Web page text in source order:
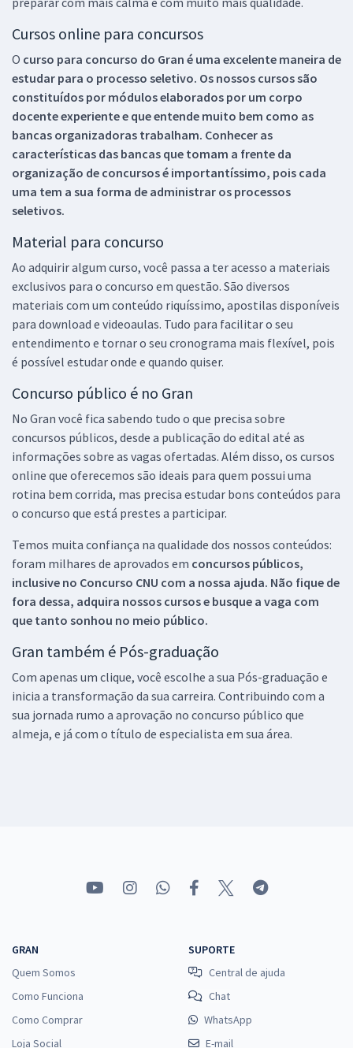
Cursos online para concursos
O curso para concurso do Gran é uma excelente maneira de
estudar para o processo seletivo. Os nossos cursos são
constituídos por módulos elaborados por um corpo
docente experiente e que entende muito bem como as
bancas organizadoras trabalham. Conhecer as
características das bancas que tomam a frente da
organização de concursos é importantíssimo, pois cada
uma tem a sua forma de administrar os processos
seletivos.
Material para concurso
Ao adquirir algum curso, você passa a ter acesso a materiais
exclusivos para o concurso em questão. São diversos
materiais com um conteúdo riquíssimo, apostilas disponíveis
para download e videoaulas. Tudo para facilitar o seu
entendimento e tornar o seu cronograma mais flexível, pois
é possível estudar onde e quando quiser.
Concurso público é no Gran
No Gran você fica sabendo tudo o que precisa sobre
concursos públicos, desde a publicação do edital até as
informações sobre as vagas ofertadas. Além disso, os cursos
online que oferecemos são ideais para quem possui uma
rotina bem corrida, mas precisa estudar bons conteúdos para
o concurso que está prestes a participar.
Temos muita confiança na qualidade dos nossos conteúdos:
foram milhares de aprovados em concursos públicos,
inclusive no Concurso CNU com a nossa ajuda. Não fique de
fora dessa, adquira nossos cursos e busque a vaga com
que tanto sonhou no meio público.
Gran também é Pós-graduação
Com apenas um clique, você escolhe a sua Pós-graduação e
inicia a transformação da sua carreira. Contribuindo com a
sua jornada rumo a aprovação no concurso público que
almeja, e já com o título de especialista em sua área.
GRAN
Quem Somos
Como Funciona
Como Comprar
Loja Social
SUPORTE
Central de ajuda
Chat
WhatsApp
E-mail